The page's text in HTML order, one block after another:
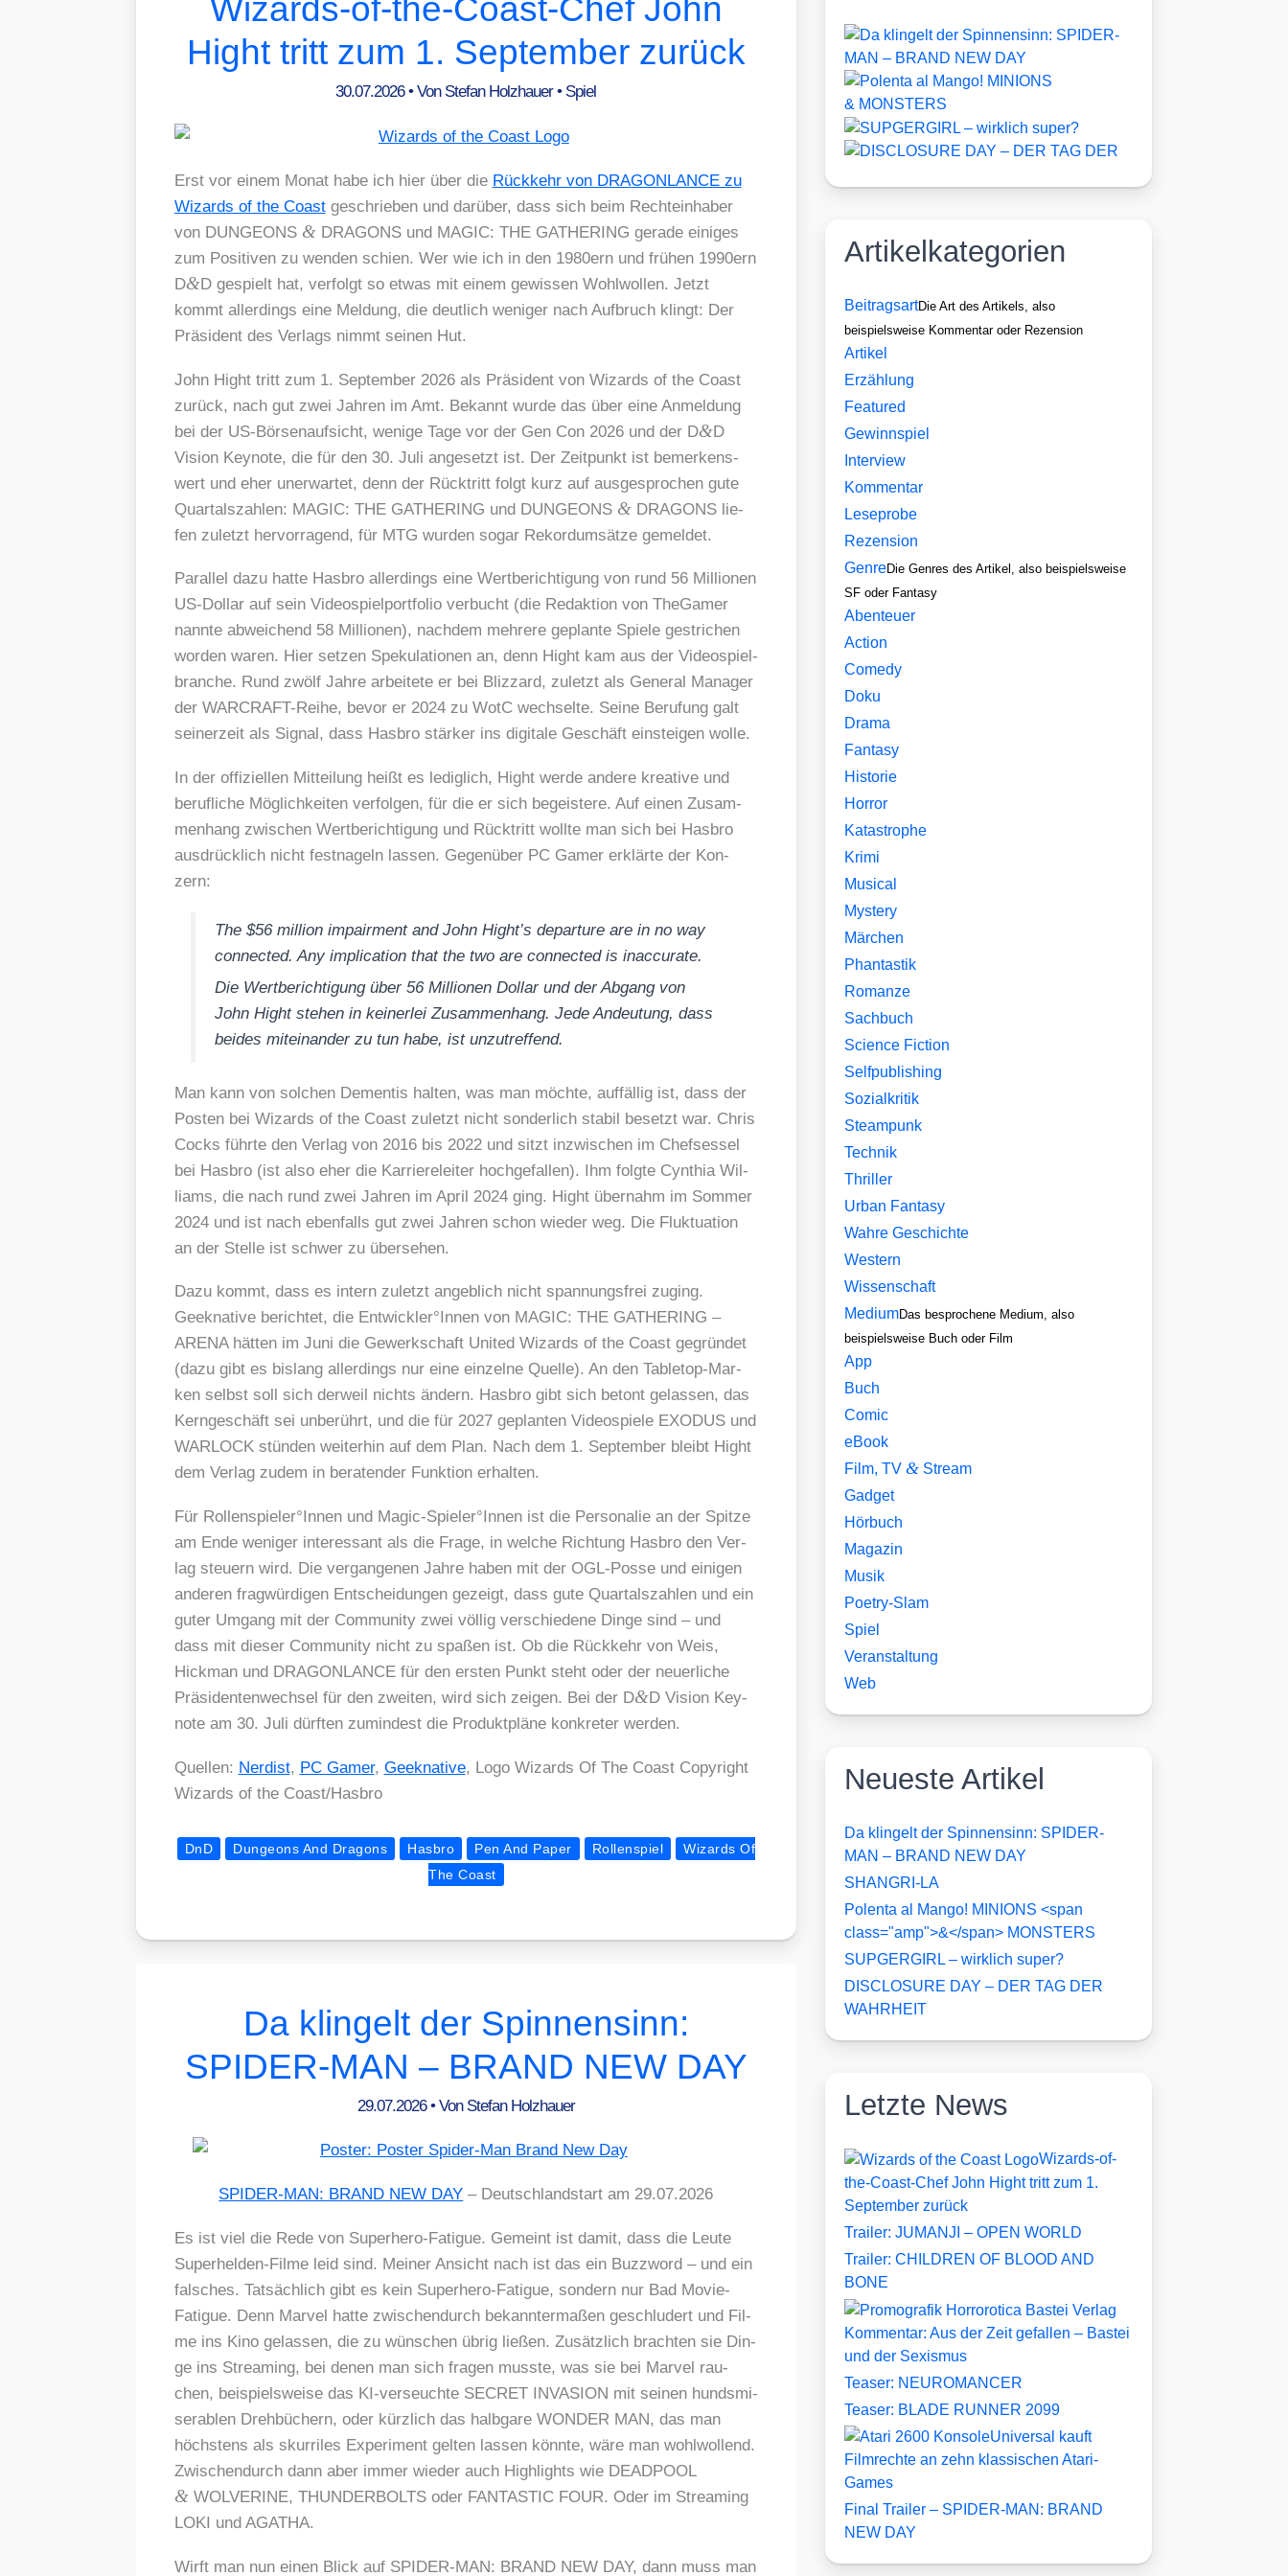
Wizards-of-the-Coast-Chef John
Hight tritt zum 1. September zurück
30.07.2026• Von Stefan Holzhauer• Spiel
Erst vor einem Monat habe ich hier über die Rück­kehr von DRAGONLANCE zu
Wizards of the Coastgeschrie­ben und dar­über, dass sich beim Rech­te­inha­ber
von DUNGEONS &DRAGONS und MAGIC: THE GATHERING gera­de eini­ges
zum Posi­ti­ven zu wen­den schien. Wer wie ich in den 1980ern und frü­hen 1990ern
D&D gespielt hat, ver­folgt so etwas mit einem gewis­sen Wohl­wol­len. Jetzt
kommt aller­dings eine Mel­dung, die deut­lich weni­ger nach Auf­bruch klingt: Der
Prä­si­dent des Ver­lags nimmt sei­nen Hut.
John Hight tritt zum 1. Sep­tem­ber 2026 als Prä­si­dent von Wizards of the Coast
zurück, nach gut zwei Jah­ren im Amt. Bekannt wur­de das über eine Anmel­dung
bei der US-Bör­sen­auf­sicht, weni­ge Tage vor der Gen Con 2026 und der D&D
Visi­on Key­note, die für den 30. Juli ange­setzt ist. Der Zeit­punkt ist bemer­kens­
wert und eher uner­war­tet, denn der Rück­tritt folgt kurz auf aus­ge­spro­chen gute
Quar­tals­zah­len: MAGIC: THE GATHERING und DUNGEONS &DRAGONS lie­
fen zuletzt her­vor­ra­gend, für MTG wur­den sogar Rekord­um­sät­ze gemel­det.
Par­al­lel dazu hat­te Has­bro aller­dings eine Wert­be­rich­ti­gung von rund 56 Mil­lio­nen
US-Dol­lar auf sein Video­spiel­port­fo­lio ver­bucht (die Redak­ti­on von The­Gamer
nann­te abwei­chend 58 Mil­lio­nen), nach­dem meh­re­re geplan­te Spie­le gestri­chen
wor­den waren. Hier set­zen Spe­ku­la­tio­nen an, denn Hight kam aus der Video­spiel­
bran­che. Rund zwölf Jah­re arbei­te­te er bei Bliz­zard, zuletzt als Gene­ral Mana­ger
der WAR­CRAFT-Rei­he, bevor er 2024 zu WotC wech­sel­te. Sei­ne Beru­fung galt
sei­ner­zeit als Signal, dass Has­bro stär­ker ins digi­ta­le Geschäft ein­stei­gen wol­le.
In der offi­zi­el­len Mit­tei­lung heißt es ledig­lich, Hight wer­de ande­re krea­ti­ve und
beruf­li­che Mög­lich­kei­ten ver­fol­gen, für die er sich begeis­te­re. Auf einen Zusam­
men­hang zwi­schen Wert­be­rich­ti­gung und Rück­tritt woll­te man sich bei Has­bro
aus­drück­lich nicht fest­na­geln las­sen. Gegen­über PC Gamer erklär­te der Kon­
zern:
The $56 mil­li­on impair­ment and John Hight’s depar­tu­re are in no way
con­nec­ted. Any impli­ca­ti­on that the two are con­nec­ted is inac­cu­ra­te.
Die Wert­be­rich­ti­gung über 56 Mil­lio­nen Dol­lar und der Abgang von
John Hight ste­hen in kei­ner­lei Zusam­men­hang. Jede Andeu­tung, dass
bei­des mit­ein­an­der zu tun habe, ist unzu­tref­fend.
Man kann von sol­chen Demen­tis hal­ten, was man möch­te, auf­fäl­lig ist, dass der
Pos­ten bei Wizards of the Coast zuletzt nicht son­der­lich sta­bil besetzt war. Chris
Cocks führ­te den Ver­lag von 2016 bis 2022 und sitzt inzwi­schen im Chef­ses­sel
bei Has­bro (ist also eher die Kar­rie­re­lei­ter hoch­ge­fal­len). Ihm folg­te Cyn­thia Wil­
liams, die nach rund zwei Jah­ren im April 2024 ging. Hight über­nahm im Som­mer
2024 und ist nach eben­falls gut zwei Jah­ren schon wie­der weg. Die Fluk­tua­ti­on
an der Stel­le ist schwer zu über­se­hen.
Dazu kommt, dass es intern zuletzt angeb­lich nicht span­nungs­frei zuging.
Geekna­ti­ve berich­tet, die Entwickler°Innen von MAGIC: THE GATHERING –
ARENA hät­ten im Juni die Gewerk­schaft United Wizards of the Coast gegrün­det
(dazu gibt es bis­lang aller­dings nur eine ein­zel­ne Quel­le). An den Table­top-Mar­
ken selbst soll sich der­weil nichts ändern. Has­bro gibt sich betont gelas­sen, das
Kern­ge­schäft sei unbe­rührt, und die für 2027 geplan­ten Video­spie­le EXODUS und
WARLOCK stün­den wei­ter­hin auf dem Plan. Nach dem 1. Sep­tem­ber bleibt Hight
dem Ver­lag zudem in bera­ten­der Funk­ti­on erhal­ten.
Für Rollenspieler°Innen und Magic-Spieler°Innen ist die Per­so­na­lie an der Spit­ze
am Ende weni­ger inter­es­sant als die Fra­ge, in wel­che Rich­tung Has­bro den Ver­
lag steu­ern wird. Die ver­gan­ge­nen Jah­re haben mit der OGL-Pos­se und eini­gen
ande­ren frag­wür­di­gen Ent­schei­dun­gen gezeigt, dass gute Quar­tals­zah­len und ein
guter Umgang mit der Com­mu­ni­ty zwei völ­lig ver­schie­de­ne Din­ge sind – und
dass mit die­ser Com­mu­ni­ty nicht zu spa­ßen ist. Ob die Rück­kehr von Weis,
Hick­man und DRAGONLANCE für den ers­ten Punkt steht oder der neu­er­li­che
Prä­si­den­ten­wech­sel für den zwei­ten, wird sich zei­gen. Bei der D&D Visi­on Key­
note am 30. Juli dürf­ten zumin­dest die Pro­dukt­plä­ne kon­kre­ter wer­den.
Quel­len: Ner­dist, PC Gamer, Geekna­ti­ve, Logo Wizards Of The Coast Copy­right
Wizards of the Coast/​Hasbro
DnD Dungeons And Dragons Hasbro Pen And Paper Rollenspiel
Wizards Of
The Coast
Da klingelt der Spinnensinn:
SPIDER-MAN – BRAND NEW DAY
29.07.2026• Von Stefan Holzhauer
SPIDER-MAN: BRAND NEW DAY – Deutsch­land­start am 29.07.2026
Es ist viel die Rede von Super­he­ro-Fati­gue. Gemeint ist damit, dass die Leu­te
Super­hel­den-Fil­me leid sind. Mei­ner Ansicht nach ist das ein Buz­zword – und ein
fal­sches. Tat­säch­lich gibt es kein Super­he­ro-Fati­gue, son­dern nur Bad Movie-
Fati­gue. Denn Mar­vel hat­te zwi­schen­durch bekann­ter­ma­ßen geschlu­dert und Fil­
me ins Kino gelas­sen, die zu wün­schen übrig lie­ßen. Zusätz­lich brach­ten sie Din­
ge ins Strea­ming, bei denen man sich fra­gen muss­te, was sie bei Mar­vel rau­
chen, bei­spiels­wei­se das KI-ver­seuch­te SECRET INVASION mit sei­nen hunds­mi­
se­ra­blen Dreh­bü­chern, oder kürz­lich das halb­ga­re WONDER MAN, das man
höchs­tens als skur­ri­les Expe­ri­ment gel­ten las­sen könn­te, wäre man wohl­wol­lend.
Zwi­schen­durch dann aber immer wie­der auch High­lights wie DEADPOOL
&WOLVERINE, THUNDERBOLTS oder FANTASTIC FOUR. Oder im Strea­ming
LOKI und AGATHA.
Wirft man nun einen Blick auf SPIDER-MAN: BRAND NEW DAY, dann muss man
Artikelkategorien
BeitragsartDie Art des Artikels, also
beispielsweise Kommentar oder Rezension
Artikel
Erzählung
Featured
Gewinnspiel
Interview
Kommentar
Leseprobe
Rezension
GenreDie Genres des Artikel, also beispielsweise
SF oder Fantasy
Abenteuer
Action
Comedy
Doku
Drama
Fantasy
Historie
Horror
Katastrophe
Krimi
Musical
Mystery
Märchen
Phantastik
Romanze
Sachbuch
Science Fiction
Selfpublishing
Sozialkritik
Steampunk
Technik
Thriller
Urban Fantasy
Wahre Geschichte
Western
Wissenschaft
MediumDas besprochene Medium, also
beispielsweise Buch oder Film
App
Buch
Comic
eBook
Film, TV& Stream
Gadget
Hörbuch
Magazin
Musik
Poetry-Slam
Spiel
Veranstaltung
Web
Neueste Artikel
Da klingelt der Spinnensinn: SPIDER-
MAN – BRAND NEW DAY
SHANGRI-LA
Polenta al Mango! MINIONS <span
class="amp">&</span> MONSTERS
SUPGERGIRL – wirklich super?
DISCLOSURE DAY – DER TAG DER
WAHRHEIT
Letzte News
Wizards-of-
the-Coast-Chef John Hight tritt zum 1.
September zurück
Trailer: JUMANJI – OPEN WORLD
Trailer: CHILDREN OF BLOOD AND
BONE
Kommentar: Aus der Zeit gefallen – Bastei
und der Sexismus
Teaser: NEUROMANCER
Teaser: BLADE RUNNER 2099
Universal kauft
Filmrechte an zehn klassischen Atari-
Games
Final Trailer – SPIDER-MAN: BRAND
NEW DAY